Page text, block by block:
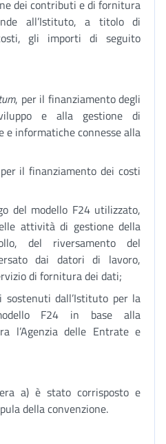
dei contributi e di fornitura
all’Istituto, a titolo di
gli importi di seguito
, per il finanziamento degli
e alla gestione di
e informatiche connesse alla
il finanziamento dei costi
del modello F24 utilizzato,
attività di gestione della
del riversamento del
dai datori di lavoro,
di fornitura dei dati;
dall’Istituto per la
F24 in base alla
l’Agenzia delle Entrate e
a) è stato corrisposto e
della convenzione.